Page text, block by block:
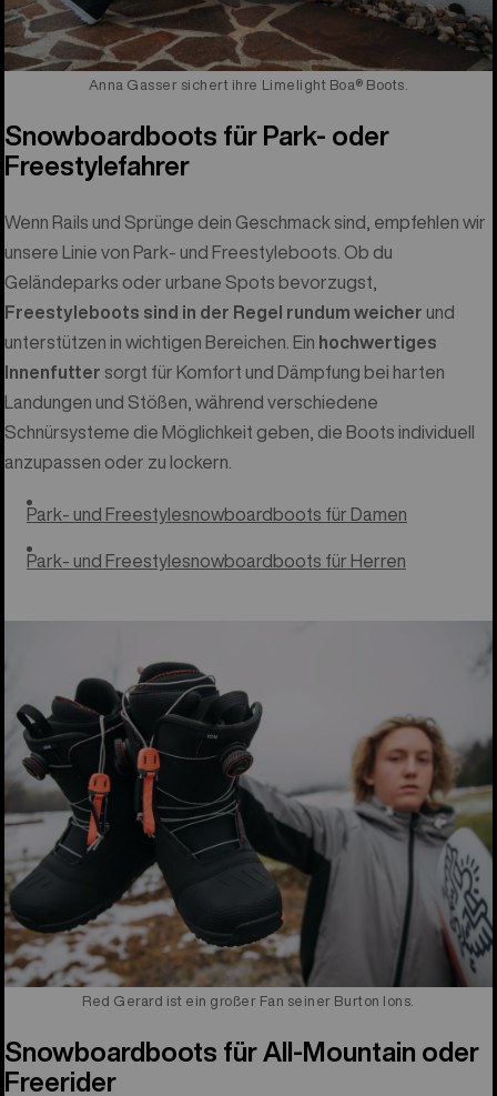
Anna Gasser sichert ihre Limelight Boa® Boots.
Snowboardboots für Park- oder
Freestylefahrer
Wenn Rails und Sprünge dein Geschmack sind, empfehlen wir
unsere Linie von Park- und Freestyleboots. Ob du
Geländeparks oder urbane Spots bevorzugst,
Freestyleboots sind in der Regel rundum weicher und
unterstützen in wichtigen Bereichen. Ein hochwertiges
Innenfutter sorgt für Komfort und Dämpfung bei harten
Landungen und Stößen, während verschiedene
Schnürsysteme die Möglichkeit geben, die Boots individuell
anzupassen oder zu lockern.
Park- und Freestylesnowboardboots für Damen
Park- und Freestylesnowboardboots für Herren
Red Gerard ist ein großer Fan seiner Burton Ions.
Snowboardboots für All-Mountain oder
Freerider